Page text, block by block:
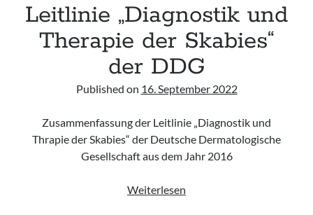
(vernachlässigte
Tropenkrankheiten)
Leitlinie „Diagnostik und
Therapie der Skabies“
der DDG
Published on 16. September 2022
Zusammenfassung der Leitlinie „Diagnostik und
Thrapie der Skabies“ der Deutsche Dermatologische
Gesellschaft aus dem Jahr 2016
Weiterlesen